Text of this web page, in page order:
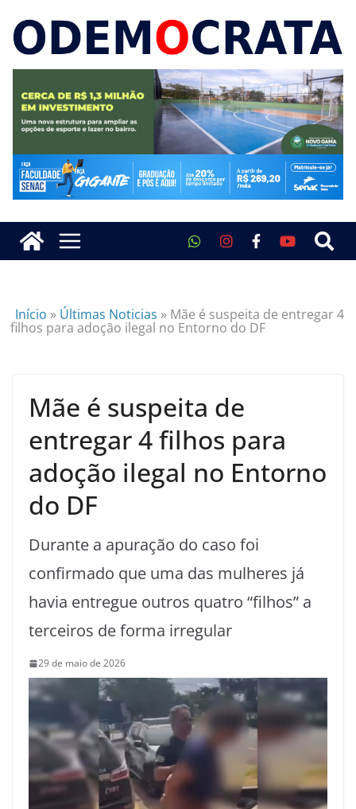
Início » Últimas Noticias » Mãe é suspeita de entregar 4
filhos para adoção ilegal no Entorno do DF
Mãe é suspeita de
entregar 4 filhos para
adoção ilegal no Entorno
do DF
Durante a apuração do caso foi
confirmado que uma das mulheres já
havia entregue outros quatro “filhos” a
terceiros de forma irregular
29 de maio de 2026